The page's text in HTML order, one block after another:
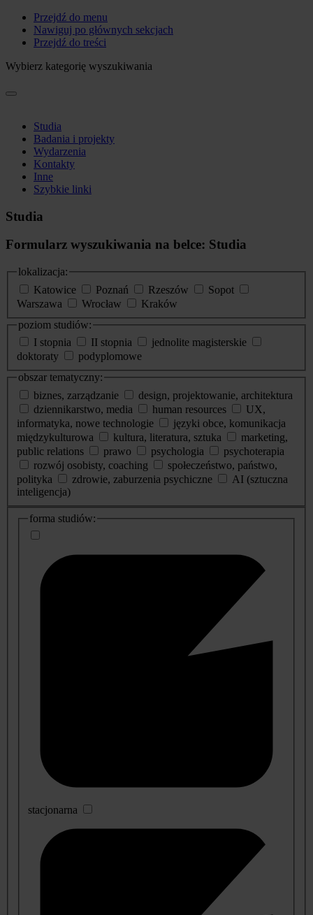
Przejdź do menu
Nawiguj po głównych sekcjach
Przejdź do treści
Wybierz kategorię wyszukiwania
Studia
Badania i projekty
Wydarzenia
Kontakty
Inne
Szybkie linki
Studia
Formularz wyszukiwania na belce: Studia
lokalizacja:
Katowice
Poznań Rzeszów
Sopot
Warszawa
Wrocław
Kraków
poziom studiów:
I stopnia
II stopnia
jednolite magisterskie
doktoraty
podyplomowe
obszar tematyczny:
biznes, zarządzanie
design, projektowanie, architektura
dziennikarstwo, media
human resources
UX,
informatyka, nowe technologie
języki obce, komunikacja
międzykulturowa
kultura, literatura, sztuka
marketing,
public relations
prawo psychologia
psychoterapia
rozwój osobisty, coaching
społeczeństwo, państwo,
polityka
zdrowie, zaburzenia psychiczne
AI (sztuczna
inteligencja)
dodatkowe
informacje
forma studiów:
stacjonarna